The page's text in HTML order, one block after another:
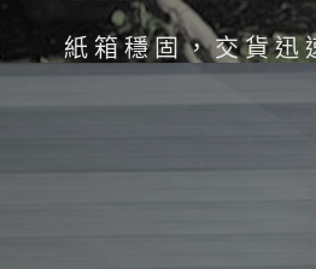
紙箱穩固，交貨迅